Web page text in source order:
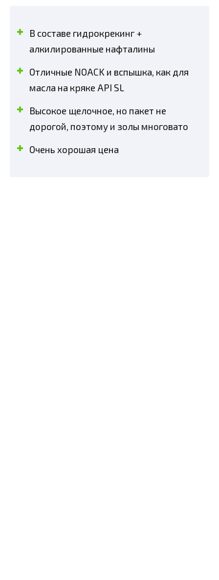
В составе гидрокрекинг +
алкилированные нафталины
Отличные NOACK и вспышка, как для
масла на кряке API SL
Высокое щелочное, но пакет не
дорогой, поэтому и золы многовато
Очень хорошая цена